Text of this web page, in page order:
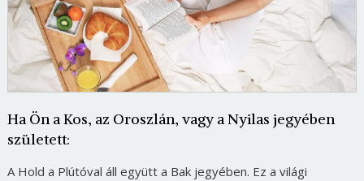
Ha Ön a Kos, az Oroszlán, vagy a Nyilas jegyében
született:
A Hold a Plútóval áll együtt a Bak jegyében. Ez a világi